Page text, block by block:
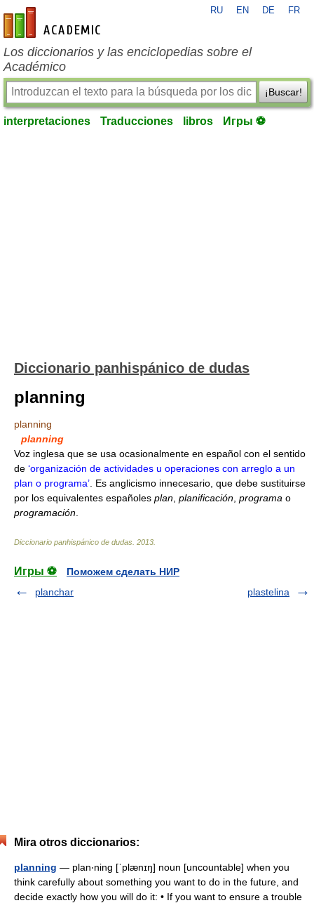
es-academic.com
RU EN DE FR
Los diccionarios y las enciclopedias sobre el
Académico
¡Buscar!
interpretaciones Traducciones libros Игры ⚽
Diccionario panhispánico de dudas
planning
planning
planning
Voz inglesa que se usa ocasionalmente en español con el sentido
de ‘organización de actividades u operaciones con arreglo a un
plan o programa’ . Es anglicismo innecesario, que debe sustituirse
por los equivalentes españoles plan planificación programa o
programación
Diccionario panhispánico de dudas 2013
Игры ⚽
Поможем сделать НИР
planchar
plastelina
Mira otros diccionarios:
planning — plan‧ning [ˈplænɪŋ] noun [uncountable] when you
think carefully about something you want to do in the future, and
decide exactly how you will do it: • If you want to ensure a trouble